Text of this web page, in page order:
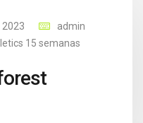
2023
admin
15 semanas